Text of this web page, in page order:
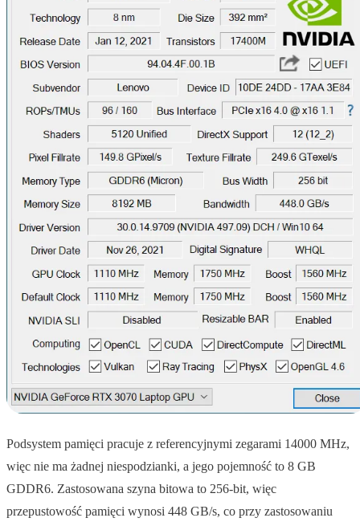
Podsystem pamięci pracuje z referencyjnymi zegarami 14000 MHz,
więc nie ma żadnej niespodzianki, a jego pojemność to 8 GB
GDDR6. Zastosowana szyna bitowa to 256-bit, więc
przepustowość pamięci wynosi 448 GB/s, co przy zastosowaniu